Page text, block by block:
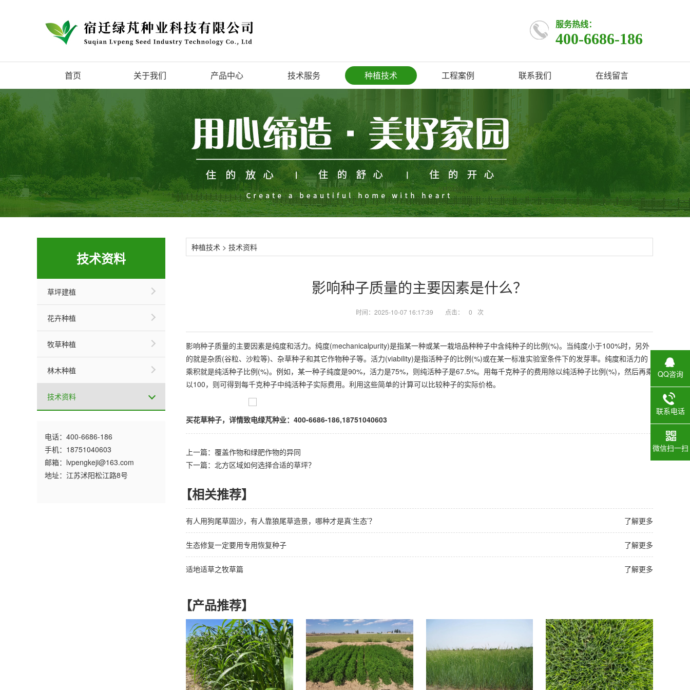
服务热线：
400-6686-186
首页 关于我们 产品中心 技术服务 种植技术 工程案例 联系我们 在线留言
技术资料
草坪建植
花卉种植
牧草种植
林木种植
技术资料
电话：400-6686-186
手机：18751040603
邮箱：lvpengkeji@163.com
地址：江苏沭阳松江路8号
种植技术 > 技术资料
影响种子质量的主要因素是什么？
时间：2025-10-07 16:17:39 点击： 0 次
影响种子质量的主要因素是纯度和活力。纯度(mechanicalpurity)是指某一种或某一栽培品种种子中含纯种子的比例(%)。当纯度小于100%时，另外
的就是杂质(谷粒、沙粒等)、杂草种子和其它作物种子等。活力(viability)是指活种子的比例(%)或在某一标准实验室条件下的发芽率。纯度和活力的
乘积就是纯活种子比例(%)。例如，某一种子纯度是90%，活力是75%，则纯活种子是67.5%。用每千克种子的费用除以纯活种子比例(%)，然后再乘
以100，则可得到每千克种子中纯活种子实际费用。利用这些简单的计算可以比较种子的实际价格。
买花草种子，详情致电绿芃种业：400-6686-186,18751040603
上一篇：覆盖作物和绿肥作物的异同
下一篇：北方区域如何选择合适的草坪？
【相关推荐】
了解更多
有人用狗尾草固沙，有人靠狼尾草造景，哪种才是真‘生态’？
了解更多
生态修复一定要用专用恢复种子
了解更多
适地适草之牧草篇
【产品推荐】
QQ咨询
联系电话
微信扫一扫